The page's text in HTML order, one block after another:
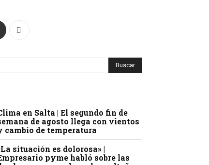
en Salta | El segundo fin de
de agosto llega con vientos
cambio de temperatura
situación es dolorosa» |
pyme habló sobre las